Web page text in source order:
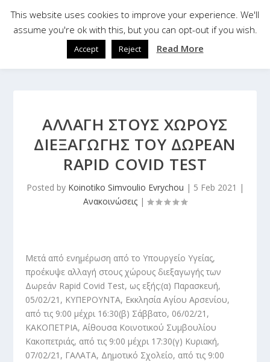
ΑΛΛΑΓΗ ΣΤΟΥΣ ΧΩΡΟΥΣ
ΔΙΕΞΑΓΩΓΗΣ ΤΟΥ ΔΩΡΕΑΝ
RAPID COVID TEST
Posted by Koinotiko Simvoulio Evrychou | 5 Feb 2021 |
Ανακοινώσεις |
Μετά από ενημέρωση από το Υπουργείο Υγείας,
προέκυψε αλλαγή στους χώρους διεξαγωγής των
Δωρεάν Rapid Covid Test, ως εξής:(α) Παρασκευή,
05/02/21, ΚΥΠΕΡΟΥΝΤΑ, Εκκλησία Αγίου Αρσενίου,
από τις 9:00 μέχρι 16:30(β) Σάββατο, 06/02/21,
ΚΑΚΟΠΕΤΡΙΑ, Αίθουσα Κοινοτικού Συμβουλίου
Κακοπετριάς, από τις 9:00 μέχρι 17:30(γ) Κυριακή,
07/02/21, ΓΑΛΑΤΑ, Δημοτικό Σχολείο, από τις 9:00
This website uses cookies to improve your experience. We'll
assume you're ok with this, but you can opt-out if you wish.
Accept Reject Read More